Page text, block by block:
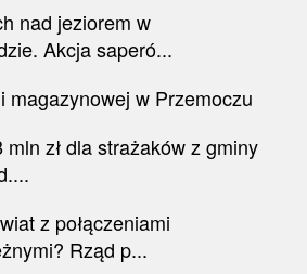
nad jeziorem w
Akcja saperó...
magazynowej w Przemoczu
mln zł dla strażaków z gminy
z połączeniami
Rząd p...